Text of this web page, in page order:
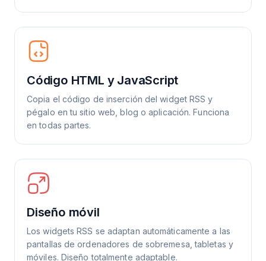
Código HTML y JavaScript
Copia el código de inserción del widget RSS y
pégalo en tu sitio web, blog o aplicación. Funciona
en todas partes.
Diseño móvil
Los widgets RSS se adaptan automáticamente a las
pantallas de ordenadores de sobremesa, tabletas y
móviles. Diseño totalmente adaptable.